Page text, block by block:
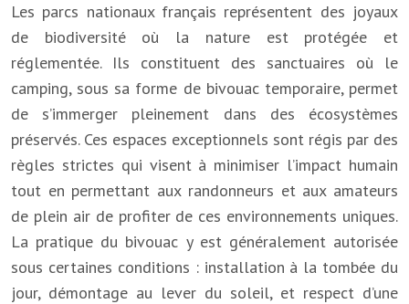
Les parcs nationaux français représentent des joyaux
de biodiversité où la nature est protégée et
réglementée. Ils constituent des sanctuaires où le
camping, sous sa forme de bivouac temporaire, permet
de s’immerger pleinement dans des écosystèmes
préservés. Ces espaces exceptionnels sont régis par des
règles strictes qui visent à minimiser l’impact humain
tout en permettant aux randonneurs et aux amateurs
de plein air de profiter de ces environnements uniques.
La pratique du bivouac y est généralement autorisée
sous certaines conditions : installation à la tombée du
jour, démontage au lever du soleil, et respect d’une